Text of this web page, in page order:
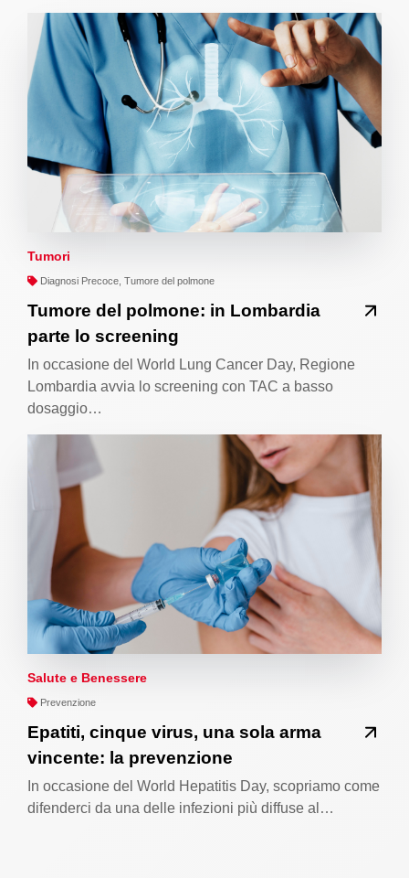
Tumori
Diagnosi Precoce, Tumore del polmone
Tumore del polmone: in Lombardia
parte lo screening
In occasione del World Lung Cancer Day, Regione
Lombardia avvia lo screening con TAC a basso
dosaggio…
Salute e Benessere
Prevenzione
Epatiti, cinque virus, una sola arma
vincente: la prevenzione
In occasione del World Hepatitis Day, scopriamo come
difenderci da una delle infezioni più diffuse al…